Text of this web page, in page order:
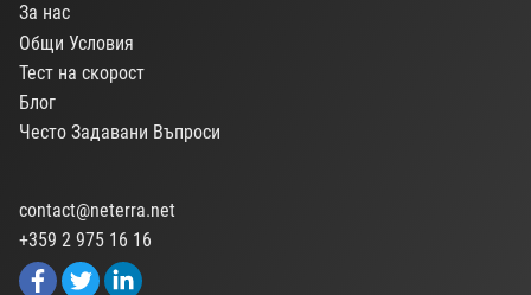
За нас
Общи Условия
Тест на скорост
Блог
Често Задавани Въпроси
contact@neterra.net
+359 2 975 16 16